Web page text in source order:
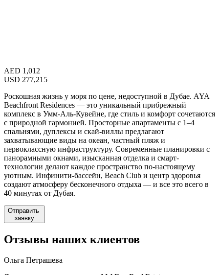
AED 1,012
USD 277,215
Роскошная жизнь у моря по цене, недоступной в Дубае. AYA
Beachfront Residences — это уникальный прибрежный
комплекс в Умм-Аль-Кувейне, где стиль и комфорт сочетаются
с природной гармонией. Просторные апартаменты с 1–4
спальнями, дуплексы и скай-виллы предлагают
захватывающие виды на океан, частный пляж и
первоклассную инфраструктуру. Современные планировки с
панорамными окнами, изысканная отделка и смарт-
технологии делают каждое пространство по-настоящему
уютным. Инфинити-бассейн, Beach Club и центр здоровья
создают атмосферу бесконечного отдыха — и все это всего в
40 минутах от Дубая.
Отправить
заявку
Отзывы наших клиентов
Ольга Петрашева